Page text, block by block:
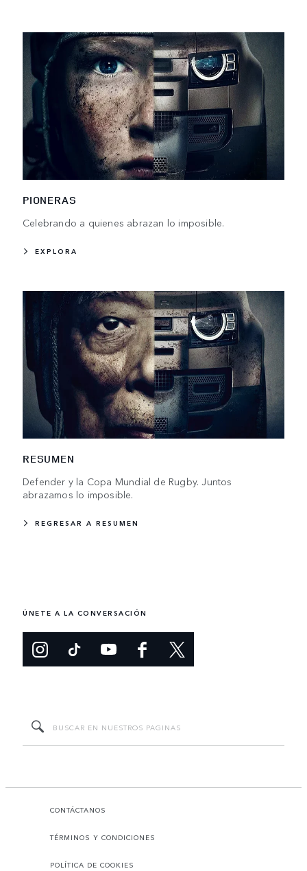
PIONERAS
Celebrando a quienes abrazan lo imposible.
EXPLORA
RESUMEN
Defender y la Copa Mundial de Rugby. Juntos
abrazamos lo imposible.
REGRESAR A RESUMEN
ÚNETE A LA CONVERSACIÓN
CONTÁCTANOS
TÉRMINOS Y CONDICIONES
POLÍTICA DE COOKIES